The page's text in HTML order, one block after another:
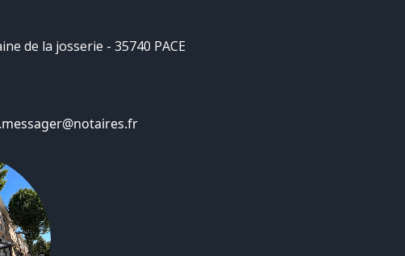
de la josserie - 35740 PACE